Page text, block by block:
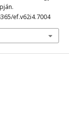
ef.v62i4.7004